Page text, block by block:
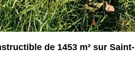
de 1453 m² sur Saint-